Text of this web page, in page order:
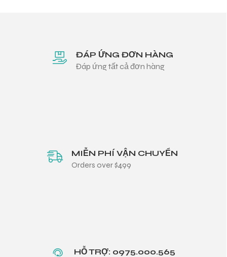
ĐÁP ỨNG ĐƠN HÀNG
Đáp ứng tất cả đơn hàng
MIỄN PHÍ VẬN CHUYỂN
Orders over $499
HỖ TRỢ: 0975.000.565